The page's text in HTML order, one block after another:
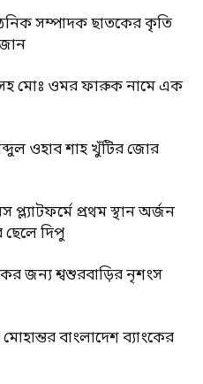
সম্পাদক ছাতকের কৃতি
মোঃ ওমর ফারুক নামে এক
ওহাব শাহ খুঁটির জোর
প্রথম স্থান অর্জন
ছেলে দিপু
জন্য শ্বশুরবাড়ির নৃশংস
বাংলাদেশ ব্যাংকের